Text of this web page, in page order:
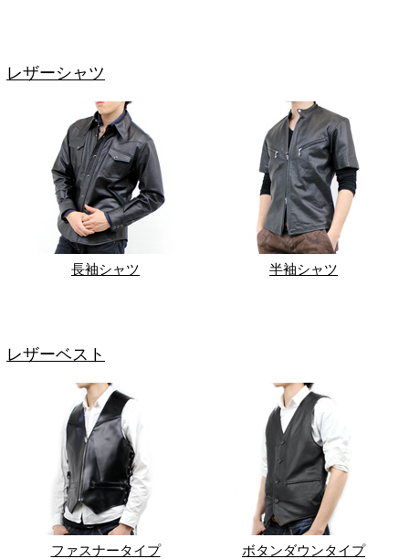
レザーシャツ
長袖シャツ 半袖シャツ
レザーベスト
ファスナータイプ ボタンダウンタイプ